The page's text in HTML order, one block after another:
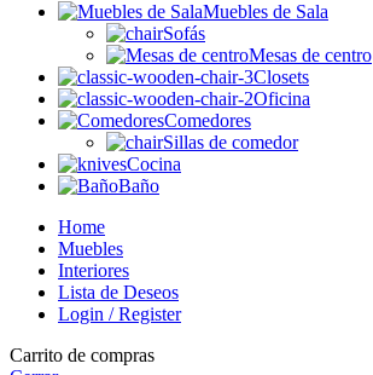
Muebles de Sala
Sofás
Mesas de centro
Closets
Oficina
Comedores
Sillas de comedor
Cocina
Baño
Home
Muebles
Interiores
Lista de Deseos
Login / Register
Carrito de compras